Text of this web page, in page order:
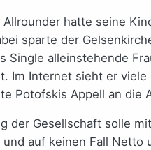
hatte seine
sparte der
Single alleinstehende
Im Internet sieht er
Potofskis Appell an die
der Gesellschaft solle
und auf keinen Fall Netto